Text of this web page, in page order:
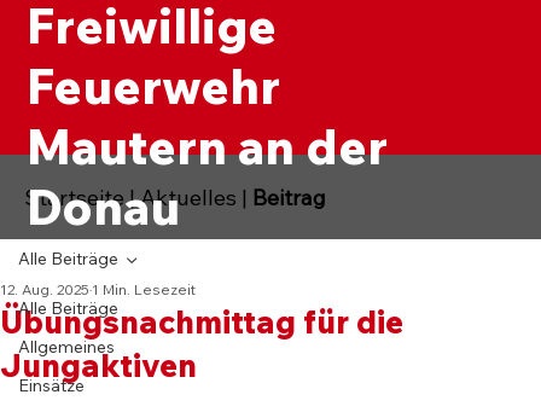
Freiwillige
Feuerwehr
Mautern an der
Donau
Alle Beiträge
Allgemeines
Einsätze
Alle Beiträge
Übungsnachmittag für die
Jungaktiven
12. Aug. 2025 1 Min. Lesezeit
Startseite|Aktuelles | Beitrag